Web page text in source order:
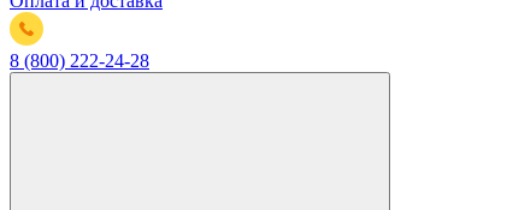
8 (800) 222-24-28